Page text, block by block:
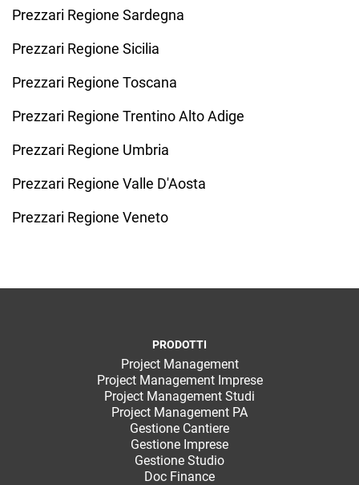
Prezzari Regione Sardegna
Prezzari Regione Sicilia
Prezzari Regione Toscana
Prezzari Regione Trentino Alto Adige
Prezzari Regione Umbria
Prezzari Regione Valle D'Aosta
Prezzari Regione Veneto
PRODOTTI
Project Management
Project Management Imprese
Project Management Studi
Project Management PA
Gestione Cantiere
Gestione Imprese
Gestione Studio
Doc Finance